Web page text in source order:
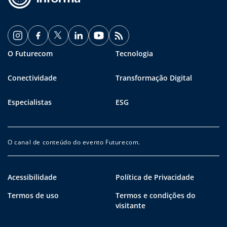
O Futurecom Tecnologia
Conectividade Transformação Digital
Especialistas ESG
O canal de conteúdo do evento Futurecom.
Acessibilidade
Política de Privacidade
Termos de uso
Termos e condições do
visitante